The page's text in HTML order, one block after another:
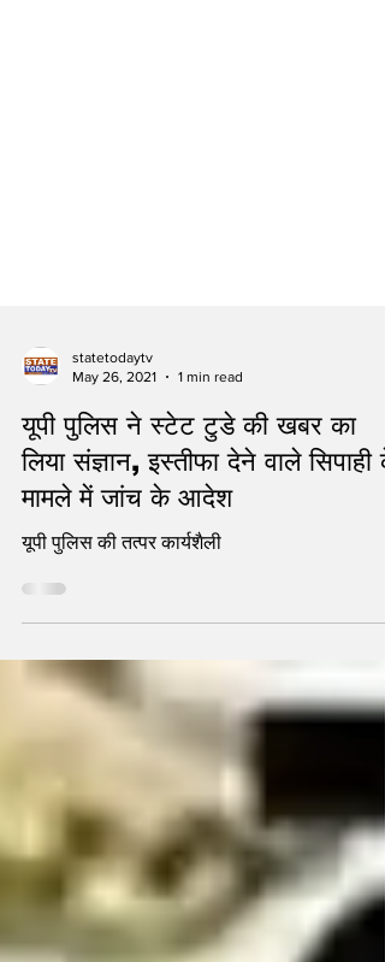
May 26, 2021
1 min read
यूपी पुलिस ने स्टेट टुडे की खबर का
लिया संज्ञान, इस्तीफा देने वाले सिपाही के
मामले में जांच के आदेश
यूपी पुलिस की तत्पर कार्यशैली